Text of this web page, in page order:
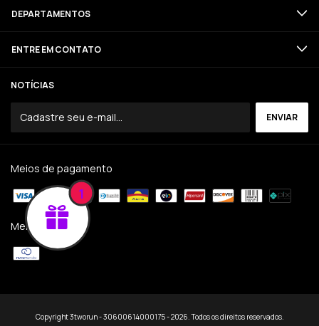
DEPARTAMENTOS
ENTRE EM CONTATO
NOTÍCIAS
Meios de pagamento
Meios de envio
Copyright 3tworun - 30600614000175 - 2026. Todos os direitos reservados.
1